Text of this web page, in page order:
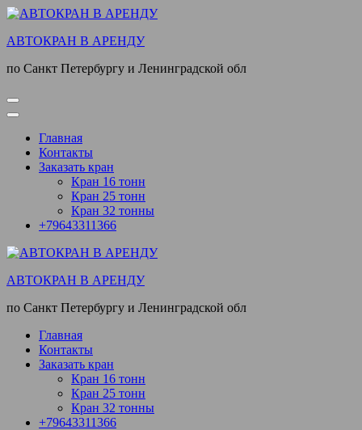
Перейти
содержимому
Enter)
АВТОКРАН В АРЕНДУ
по Санкт Петербургу и Ленинградской обл
Главная
Контакты
Заказать кран
Кран 16 тонн
Кран 25 тонн
Кран 32 тонны
+79643311366
АВТОКРАН В АРЕНДУ
по Санкт Петербургу и Ленинградской обл
Главная
Контакты
Заказать кран
Кран 16 тонн
Кран 25 тонн
Кран 32 тонны
+79643311366